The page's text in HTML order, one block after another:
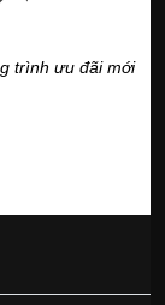
trình ưu đãi mới